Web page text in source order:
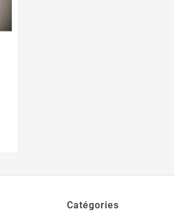
Catégories